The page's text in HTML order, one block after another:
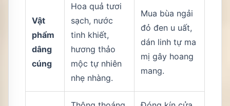
Vật
phẩm
dâng
cúng
Hoa quả tươi
sạch, nước
tinh khiết,
hương thảo
mộc tự nhiên
nhẹ nhàng.
Mua bùa ngải
đỏ đen u uất,
dán linh tự ma
mị gây hoang
mang.